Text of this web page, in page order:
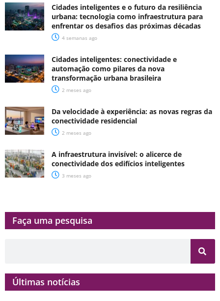
Cidades inteligentes e o futuro da resiliência
urbana: tecnologia como infraestrutura para
enfrentar os desafios das próximas décadas
4 semanas ago
Cidades inteligentes: conectividade e
automação como pilares da nova
transformação urbana brasileira
2 meses ago
Da velocidade à experiência: as novas regras da
conectividade residencial
2 meses ago
A infraestrutura invisível: o alicerce de
conectividade dos edifícios inteligentes
3 meses ago
Faça uma pesquisa​​
Últimas notícias